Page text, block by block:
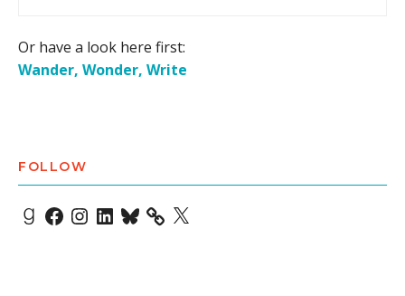
Or have a look here first:
Wander, Wonder, Write
FOLLOW
Goodreads
Facebook
Instagram
LinkedIn
Bluesky X